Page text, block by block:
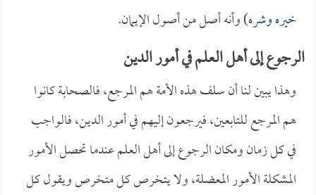
خيره وشره) وأنه أصل من أصول الإيمان.
الرجوع إلى أهل العلم في أمور الدين
وهذا يبين لنا أن سلف هذه الأمة هم المرجع، فالصحابة كانوا
هم المرجع للتابعين، فيرجعون إليهم في أمور الدين، فالواجب
في كل زمان ومكان الرجوع إلى أهل العلم عندما تحصل الأمور
المشكلة الأمور المعضلة، ولا يتخرص كل متخرص ويقول كل